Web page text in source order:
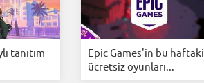
Dondurma İnstagram Çöktü Mü
tanıtım
Epic Games'in bu haftaki
ücretsiz oyunları...